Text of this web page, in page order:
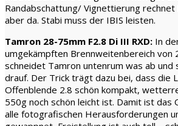
Randabschattung/ Vignettierung
aber da. Stabi muss der IBIS leisten.
Tamron 28-75mm F2.8 Di III RXD: In
umgekämpften Brennweitenbereich von
schneidet Tamron untenrum was ab
drauf. Der Trick trägt dazu bei, dass die
Offenblende 2.8 schön kompakt,
550g noch schön leicht ist. Damit ist das
alle fotografischen Herausforderungen